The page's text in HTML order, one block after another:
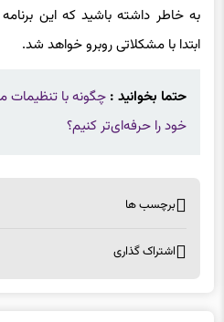
ابتدا با مشکلاتی روبرو خواهد شد.
خود را حرفه‌ای‌تر کنیم؟